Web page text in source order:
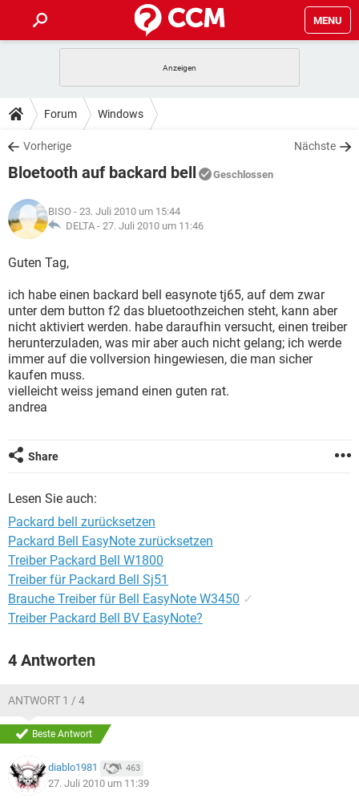
MENU
ANDROID
WINDOWS 10
WHATSAPP TIKTOK
FACEBOOK
TIPPS & TRICKS
SPIELE
WHATSAPP
FACEBOOK
DOWNLOADS
SPIELE STREAMING
ANDROID
WINDOWS 10 INSTAGRAM
WHATSAPP
SPIELE
ANDROID
WINDOWS 10
WHATSAPP TIKTOK
FACEBOOK HARDWARE
LEXIKON
SPIELE
WINDOWS 10 INSTAGRAM
WHATSAPP TIKTOK
FACEBOOK HARDWARE
Forum Windows
Vorherige Nächste
Bloetooth auf backard bell Geschlossen
BISO - 23. Juli 2010 um 15:44
DELTA - 27. Juli 2010 um 11:46
Guten Tag,
ich habe einen backard bell easynote tj65, auf dem zwar
unter dem button f2 das bluetoothzeichen steht, kann aber
nicht aktiviert werden. habe daraufhin versucht, einen treiber
herunterzuladen, was mir aber auch nicht gelang; ich werde
immer auf die vollversion hingewiesen, die man sicher
kaufen muss.
vielleicht weiss jemand einen guten rat.
andrea
Share
Lesen Sie auch:
Packard bell zurücksetzen
Packard Bell EasyNote zurücksetzen
Treiber Packard Bell W1800
Treiber für Packard Bell Sj51
Brauche Treiber für Bell EasyNote W3450 ✓
Treiber Packard Bell BV EasyNote?
4 Antworten
ANTWORT 1 / 4
Beste Antwort
diablo1981 463
27. Juli 2010 um 11:39